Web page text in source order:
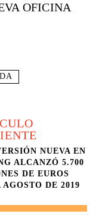
OFICINA
NUEVA EN
ALCANZÓ 5.700
DE EUROS
AGOSTO DE 2019